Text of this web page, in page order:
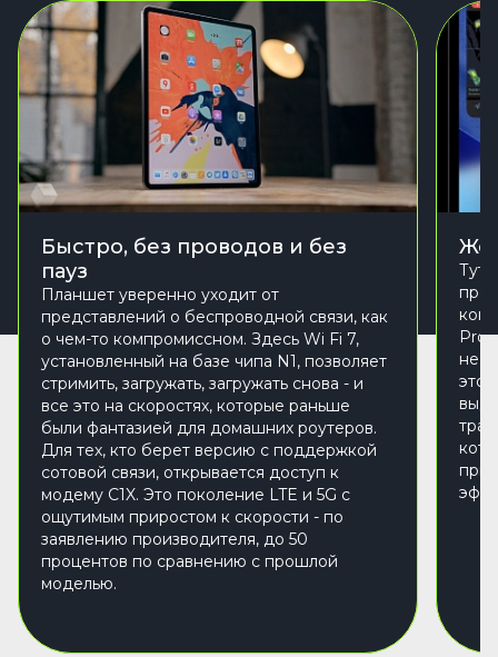
Быстро, без проводов и без
пауз
Планшет уверенно уходит от
представлений о беспроводной связи, как
о чем-то компромиссном. Здесь Wi Fi 7,
установленный на базе чипа N1, позволяет
стримить, загружать, загружать снова - и
все это на скоростях, которые раньше
были фантазией для домашних роутеров.
Для тех, кто берет версию с поддержкой
сотовой связи, открывается доступ к
модему C1X. Это поколение LTE и 5G с
ощутимым приростом к скорости - по
заявлению производителя, до 50
процентов по сравнению с прошлой
моделью.
Тут
про
не
это
при